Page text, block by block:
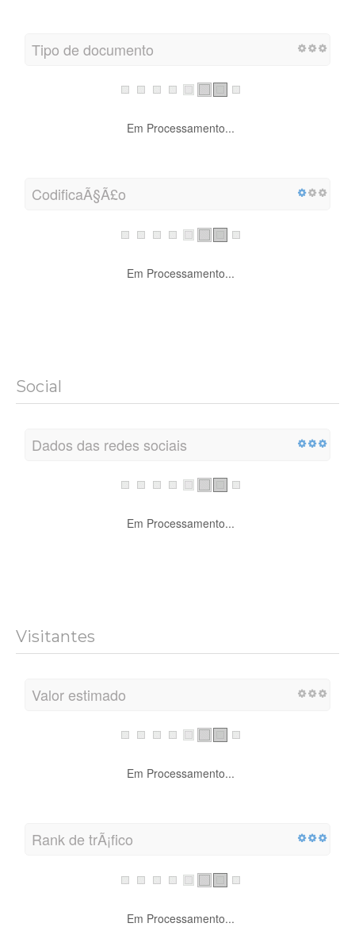
Tipo de documento
Em Processamento...
CodificaÃ§Ã£o
Em Processamento...
Social
Dados das redes sociais
Em Processamento...
Visitantes
Valor estimado
Em Processamento...
Rank de trÃ¡fico
Em Processamento...